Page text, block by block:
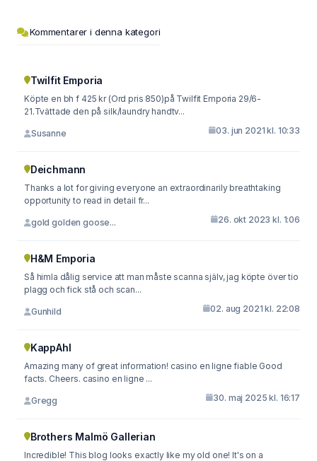
Kommentarer i denna kategori
Twilfit Emporia
Köpte en bh f 425 kr (Ord pris 850)på Twilfit Emporia 29/6-
21.Tvättade den på silk/laundry handtv...
Susanne 03. jun 2021 kl. 10:33
Deichmann
Thanks a lot for giving everyone an extraordinarily breathtaking
opportunity to read in detail fr...
gold golden goose... 26. okt 2023 kl. 1:06
H&M Emporia
Så himla dålig service att man måste scanna själv, jag köpte över tio
plagg och fick stå och scan...
Gunhild 02. aug 2021 kl. 22:08
KappAhl
Amazing many of great information! casino en ligne fiable Good
facts. Cheers. casino en ligne ...
Gregg 30. maj 2025 kl. 16:17
Brothers Malmö Gallerian
Incredible! This blog looks exactly like my old one! It's on a